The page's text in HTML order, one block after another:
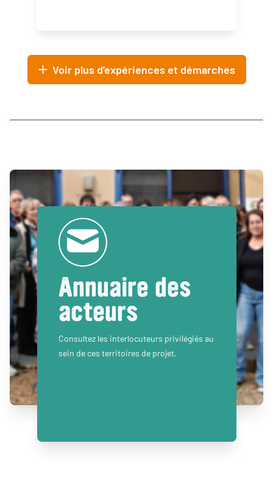
Voir plus d'expériences et démarches
Annuaire des
acteurs
Consultez les interlocuteurs privilégiés au
sein de ces territoires de projet.